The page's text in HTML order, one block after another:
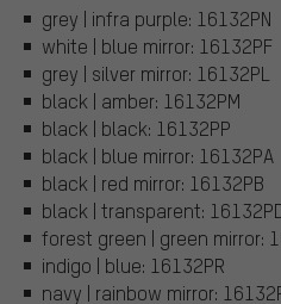
grey | infra purple: 16132PN
white | blue mirror: 16132PF
grey | silver mirror: 16132PL
black | amber: 16132PM
black | black: 16132PP
black | blue mirror: 16132PA
black | red mirror: 16132PB
black | transparent:
forest green | green mirror:
indigo | blue: 16132PR
navy | rainbow mirror: